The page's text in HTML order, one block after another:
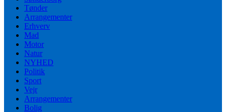
Tønder
Arrangementer
Erhverv
Mad
Motor
Natur
NYHED
Politik
Sport
Vejr
Arrangementer
Bolig